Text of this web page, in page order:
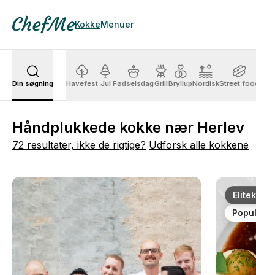
KokkeMenuer
Din søgning Havefest Jul FødselsdagGrillBryllupNordiskStreet
Håndplukkede kokke nær Herlev
72 resultater, ikke de rigtige? Udforsk alle kokkene